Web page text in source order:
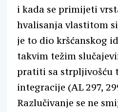
i kada se primijeti
hvalisanja vlastitom
je to dio kršćanskog
takvim težim
pratiti sa strpljivošću
integracije (AL 297,
Razlučivanje se ne